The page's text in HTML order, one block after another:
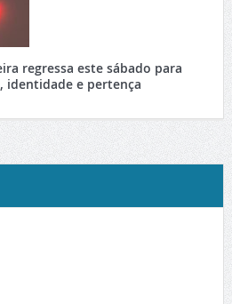
regressa este sábado para
identidade e pertença